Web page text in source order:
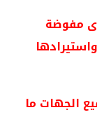
مفوضة
الجهات ما